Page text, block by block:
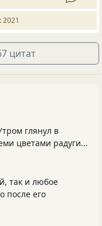
2021
цитат
глянул в
цветами радуги...
так и любое
после его